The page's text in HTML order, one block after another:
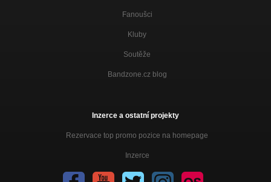
Fanoušci
Kluby
Soutěže
Bandzone.cz blog
Inzerce a ostatní projekty
Rezervace top promo pozice na homepage
Inzerce